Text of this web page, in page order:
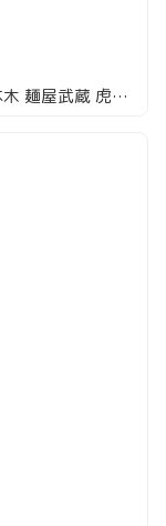
麺屋武蔵、創業の流れを汲む一杯「六本木 麺屋武蔵 虎嘯」